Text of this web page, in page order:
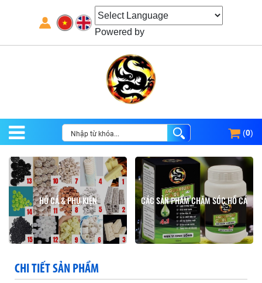
Powered by
(0)
HỒ CÁ & PHỤ KIỆN CÁC SẢN PHẨM CHĂM SÓC HỒ CÁ
CHI TIẾT SẢN PHẨM